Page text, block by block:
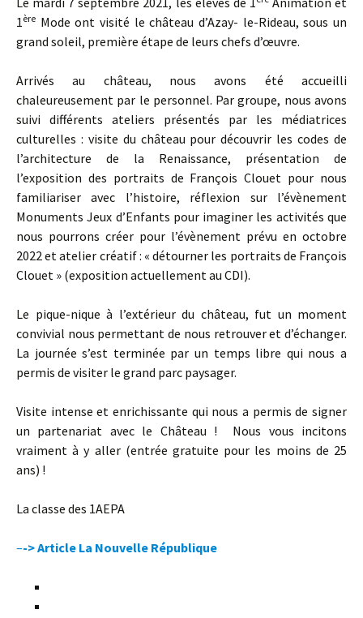
1 ère Mode ont visité le château d’Azay- le-Rideau, sous un
grand soleil, première étape de leurs chefs d’œuvre.
Arrivés au château, nous avons été accueilli
chaleureusement par le personnel. Par groupe, nous avons
suivi différents ateliers présentés par les médiatrices
culturelles : visite du château pour découvrir les codes de
l’architecture de la Renaissance, présentation de
l’exposition des portraits de François Clouet pour nous
familiariser avec l’histoire, réflexion sur l’évènement
Monuments Jeux d’Enfants pour imaginer les activités que
nous pourrons créer pour l’évènement prévu en octobre
2022 et atelier créatif : « détourner les portraits de François
Clouet » (exposition actuellement au CDI).
Le pique-nique à l’extérieur du château, fut un moment
convivial nous permettant de nous retrouver et d’échanger.
La journée s’est terminée par un temps libre qui nous a
permis de visiter le grand parc paysager.
Visite intense et enrichissante qui nous a permis de signer
un partenariat avec le Château ! Nous vous incitons
vraiment à y aller (entrée gratuite pour les moins de 25
ans) !
La classe des 1AEPA
–-> Article La Nouvelle République